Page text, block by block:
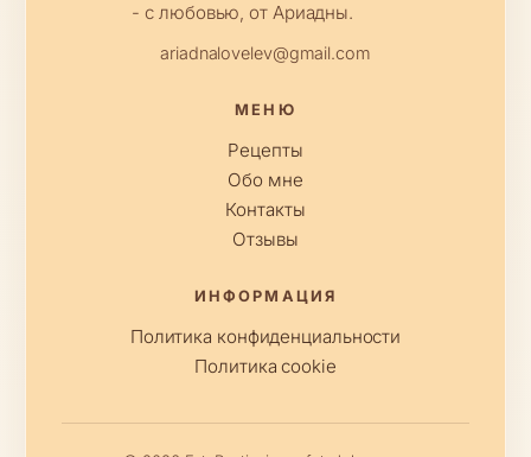
- с любовью, от Ариадны.
ariadnalovelev@gmail.com
МЕНЮ
Рецепты
Обо мне
Контакты
Отзывы
ИНФОРМАЦИЯ
Политика конфиденциальности
Политика cookie